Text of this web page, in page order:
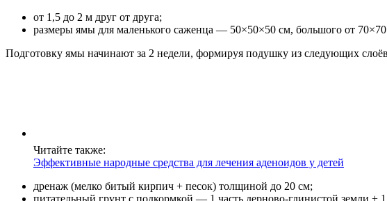
от 1,5 до 2 м друг от друга;
размеры ямы для маленького саженца — 50×50×50 см, большого от
Подготовку ямы начинают за 2 недели, формируя подушку из следующих
Читайте также:
Эффективные народные средства для лечения аденоидов у детей
дренаж (мелко битый кирпич + песок) толщиной до 20 см;
питательный грунт с подкормкой — 1 часть дерново-глинистой земли +